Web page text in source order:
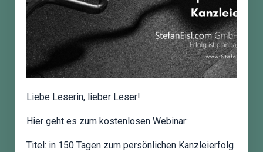
Liebe Leserin, lieber Leser!
Hier geht es zum kostenlosen Webinar:
Titel: in 150 Tagen zum persönlichen Kanzleierfolg